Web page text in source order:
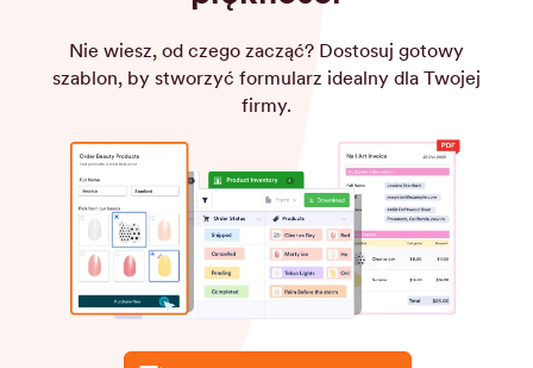
Nie wiesz, od czego zacząć? Dostosuj gotowy
szablon, by stworzyć formularz idealny dla Twojej
firmy.